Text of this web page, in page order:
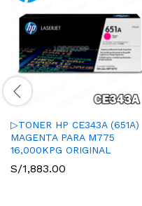
▷TONER HP CE343A (651A)
MAGENTA PARA M775
16,000KPG ORIGINAL
S/1,883.00